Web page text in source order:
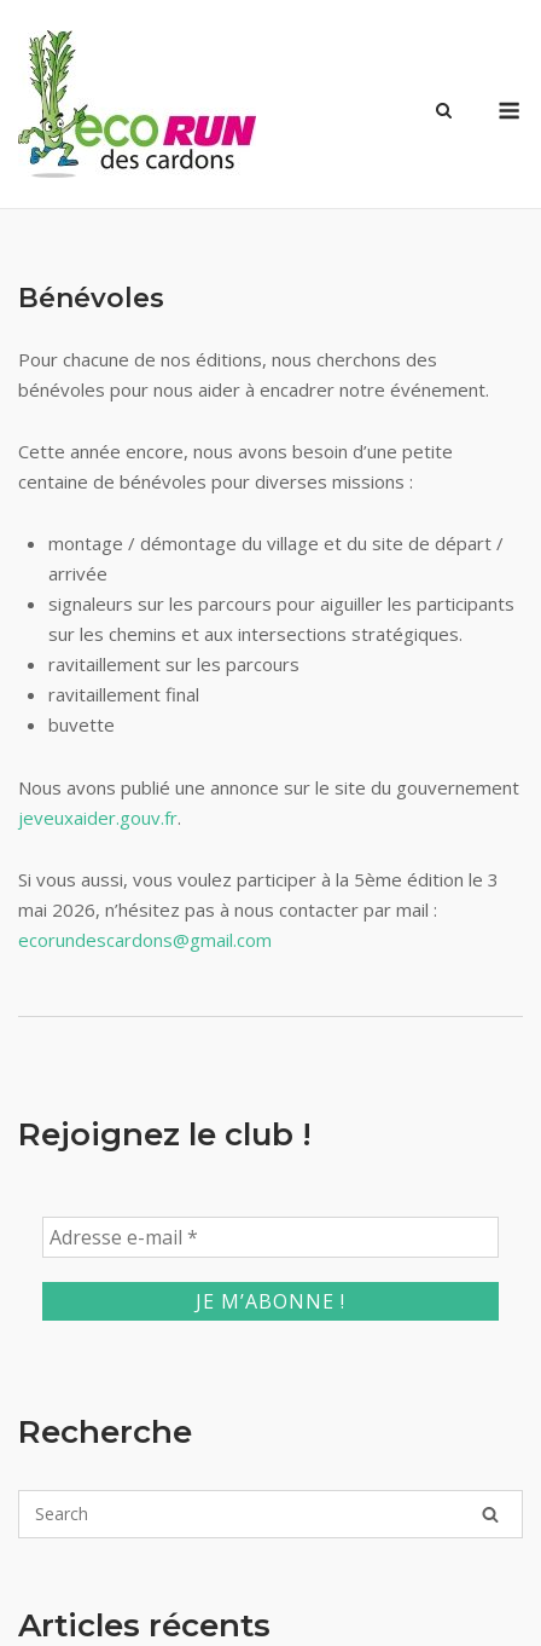
content
Bénévoles
Pour chacune de nos éditions, nous cherchons des
bénévoles pour nous aider à encadrer notre événement.
Cette année encore, nous avons besoin d’une petite
centaine de bénévoles pour diverses missions :
montage / démontage du village et du site de départ /
arrivée
signaleurs sur les parcours pour aiguiller les participants
sur les chemins et aux intersections stratégiques.
ravitaillement sur les parcours
ravitaillement final
buvette
Nous avons publié une annonce sur le site du gouvernement
jeveuxaider.gouv.fr.
Si vous aussi, vous voulez participer à la 5ème édition le 3
mai 2026, n’hésitez pas à nous contacter par mail :
ecorundescardons@gmail.com
Rejoignez le club !
Recherche
Articles récents